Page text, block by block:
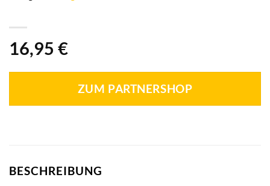
16,95 €
ZUM PARTNERSHOP
BESCHREIBUNG